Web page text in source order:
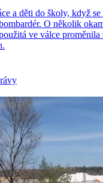
a děti do školy, když
O několik
ve válce